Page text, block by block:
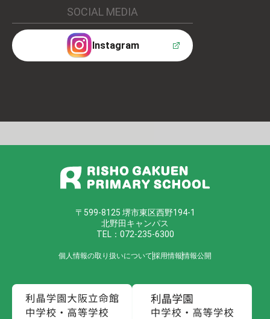
SOCIAL MEDIA
Instagram
〒599-8125 堺市東区西野194-1
北野田キャンパス
TEL：072-235-6300
個人情報の取り扱いについて採用情報情報公開